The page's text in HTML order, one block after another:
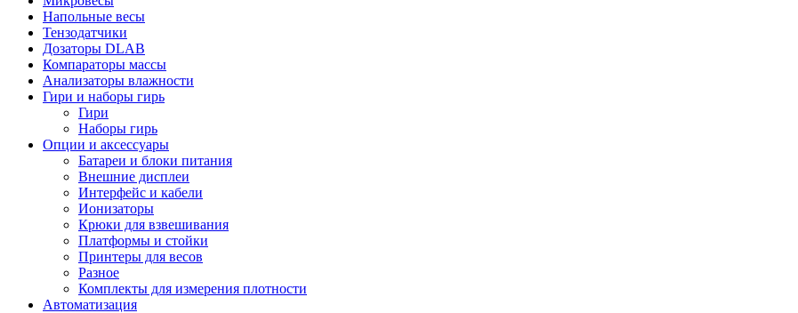
Напольные весы
Тензодатчики
Дозаторы DLAB
Компараторы массы
Анализаторы влажности
Гири и наборы гирь
Гири
Наборы гирь
Опции и аксессуары
Батареи и блоки питания
Внешние дисплеи
Интерфейс и кабели
Ионизаторы
Крюки для взвешивания
Платформы и стойки
Принтеры для весов
Разное
Комплекты для измерения плотности
Автоматизация